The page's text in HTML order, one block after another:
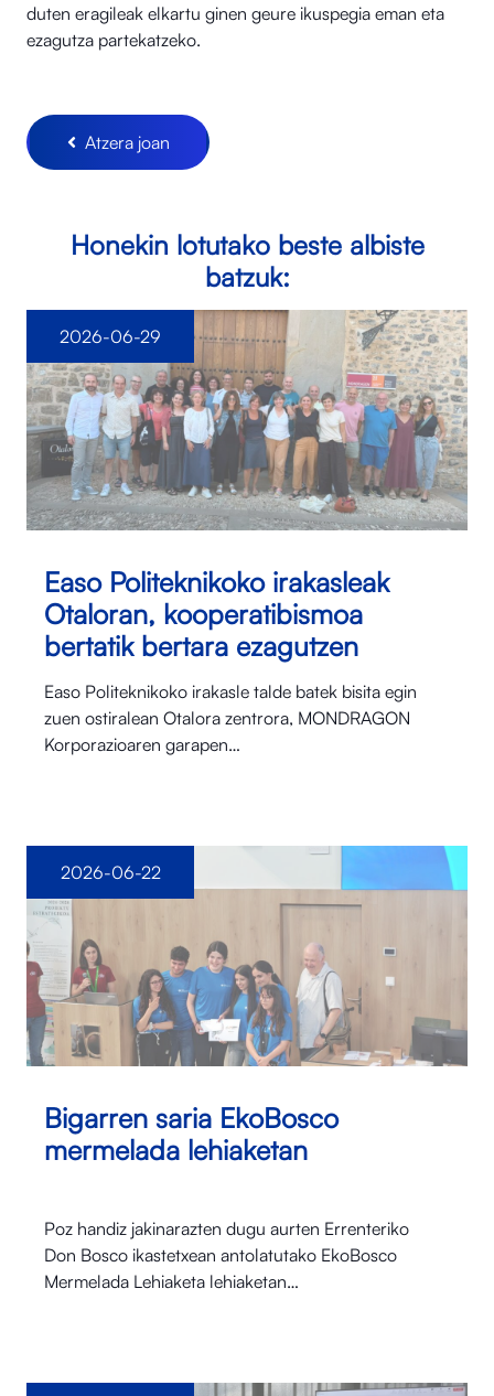
duten eragileak elkartu ginen geure ikuspegia eman eta
ezagutza partekatzeko.
Atzera joan
Honekin lotutako beste albiste
batzuk:
Easo Politeknikoko irakasleak
Otaloran, kooperatibismoa
bertatik bertara ezagutzen
Easo Politeknikoko irakasle talde batek bisita egin
zuen ostiralean Otalora⁠ zentrora, MONDRAGON
Korporazioaren garapen…
2026-06-29
Bigarren saria EkoBosco
mermelada lehiaketan
Poz handiz jakinarazten dugu aurten Errenteriko
Don Bosco ikastetxean antolatutako EkoBosco
Mermelada Lehiaketa lehiaketan…
2026-06-22